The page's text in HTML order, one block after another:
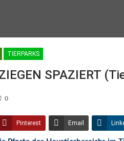
TIERPARKS
SPAZIERT
0
Pinterest Email